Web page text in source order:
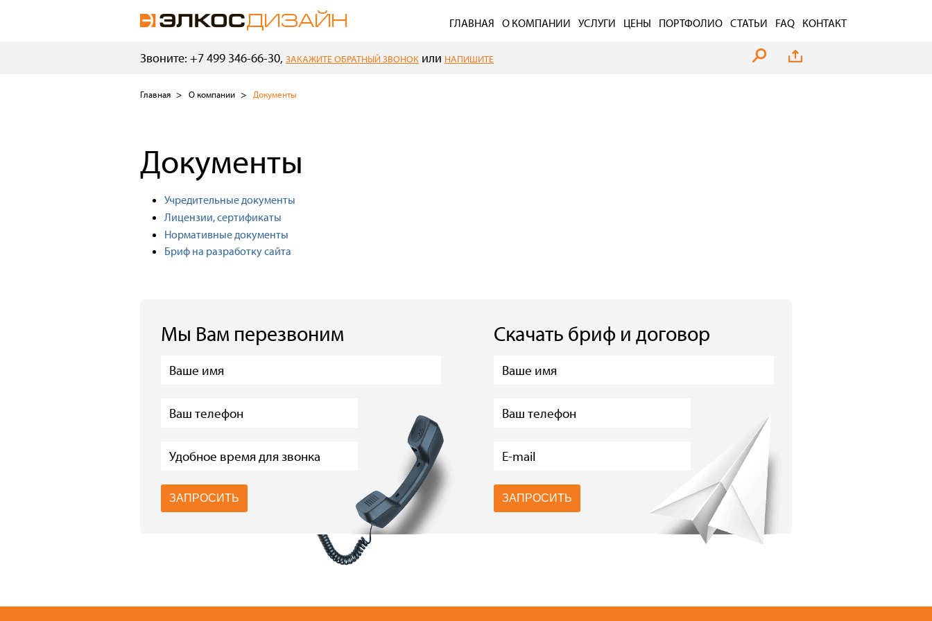
ГЛАВНАЯ О КОМПАНИИ УСЛУГИ ЦЕНЫ ПОРТФОЛИО СТАТЬИ FAQ КОНТАКТ
Звоните: +7 499 346-66-30, ЗАКАЖИТЕ ОБРАТНЫЙ ЗВОНОК или НАПИШИТЕ
Главная О компании Документы
Документы
Учредительные документы
Лицензии, сертификаты
Нормативные документы
Бриф на разработку сайта
Мы Вам перезвоним Скачать бриф и договор